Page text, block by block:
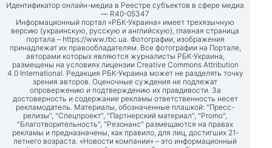
Идентификатор онлайн-медиа в Реестре субъектов в сфере медиа
— R40-05347
Информационный портал «РБК-Украина» имеет трехязычную
версию (украинскую, русскую и английскую), главная страница
портала – https://www.rbc.ua. Фотографии, изображения
принадлежат их правообладателям. Все фотографии на Портале,
авторами которых являются журналисты РБК-Украина,
размещены на условиях лицензии Creative Commons Attribution
4.0 International. Редакция РБК-Украина может не разделять точку
зрения авторов. Оценочные суждения не подлежат
опровержению и подтверждению их правдивости. За
достоверность и содержание рекламы ответственность несет
рекламодатель. Материалы, обозначенные плашкой: "Пресс-
релизы", "Спецпроект", "Партнерский материал", "Promo",
"Благотворительность", "Резонанс" размещаются на правах
рекламы и предназначены, как правило, для лиц, достигших 21-
летнего возраста. «Новости компании» – это информационный